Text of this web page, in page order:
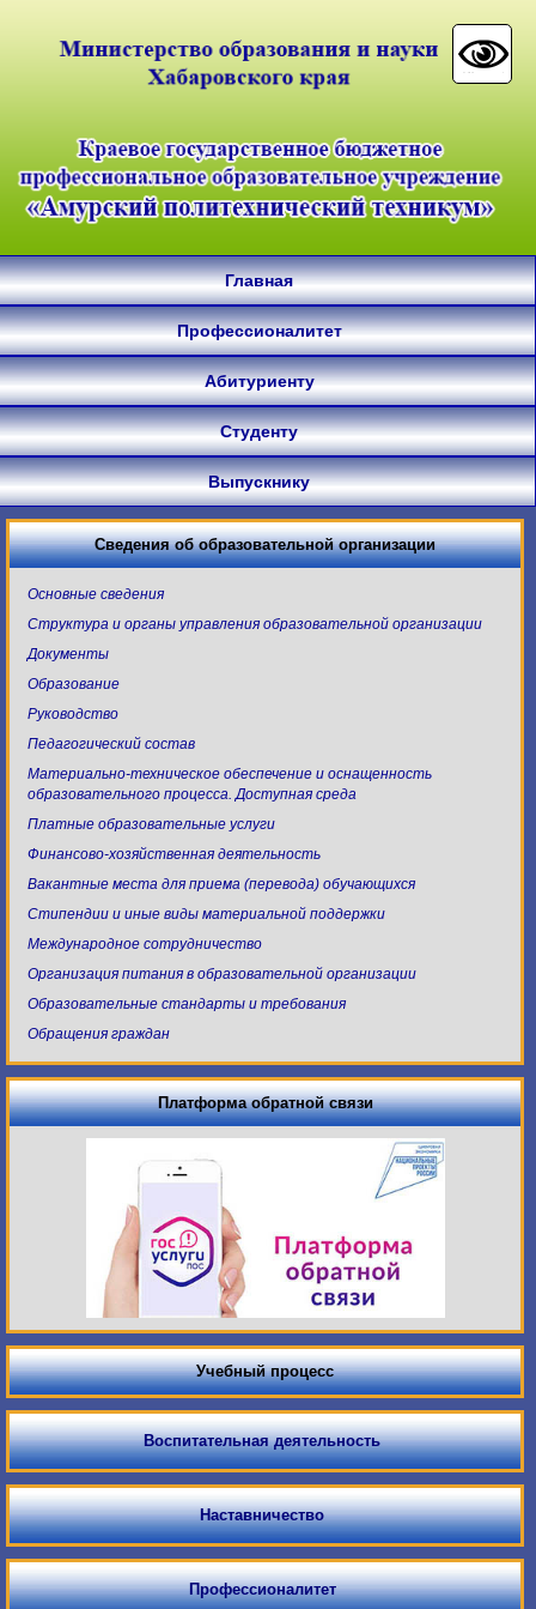
Главная
Профессионалитет
Абитуриенту
Студенту
Выпускнику
Сведения об образовательной организации
Основные сведения
Структура и органы управления образовательной организации
Документы
Образование
Руководство
Педагогический состав
Материально-техническое обеспечение и оснащенность
образовательного процесса. Доступная среда
Платные образовательные услуги
Финансово-хозяйственная деятельность
Вакантные места для приема (перевода) обучающихся
Стипендии и иные виды материальной поддержки
Международное сотрудничество
Организация питания в образовательной организации
Образовательные стандарты и требования
Обращения граждан
Платформа обратной связи
Учебный процесс
Воспитательная деятельность
Наставничество
Профессионалитет